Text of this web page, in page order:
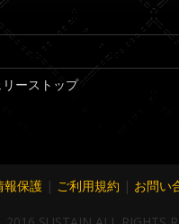
ーストップ
報保護 | ご利用規約 | お問い